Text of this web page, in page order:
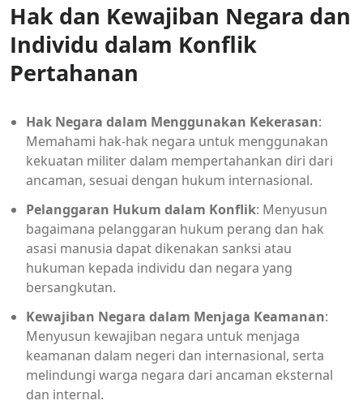
Hak dan Kewajiban Negara dan
Individu dalam Konflik
Pertahanan
Hak Negara dalam Menggunakan Kekerasan:
Memahami hak-hak negara untuk menggunakan
kekuatan militer dalam mempertahankan diri dari
ancaman, sesuai dengan hukum internasional.
Pelanggaran Hukum dalam Konflik: Menyusun
bagaimana pelanggaran hukum perang dan hak
asasi manusia dapat dikenakan sanksi atau
hukuman kepada individu dan negara yang
bersangkutan.
Kewajiban Negara dalam Menjaga Keamanan:
Menyusun kewajiban negara untuk menjaga
keamanan dalam negeri dan internasional, serta
melindungi warga negara dari ancaman eksternal
dan internal.